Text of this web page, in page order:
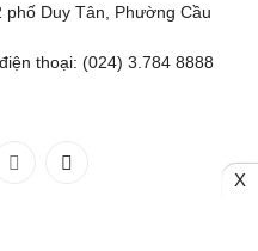
Duy Tân, Phường Cầu
thoại: (024) 3.784 8888
X